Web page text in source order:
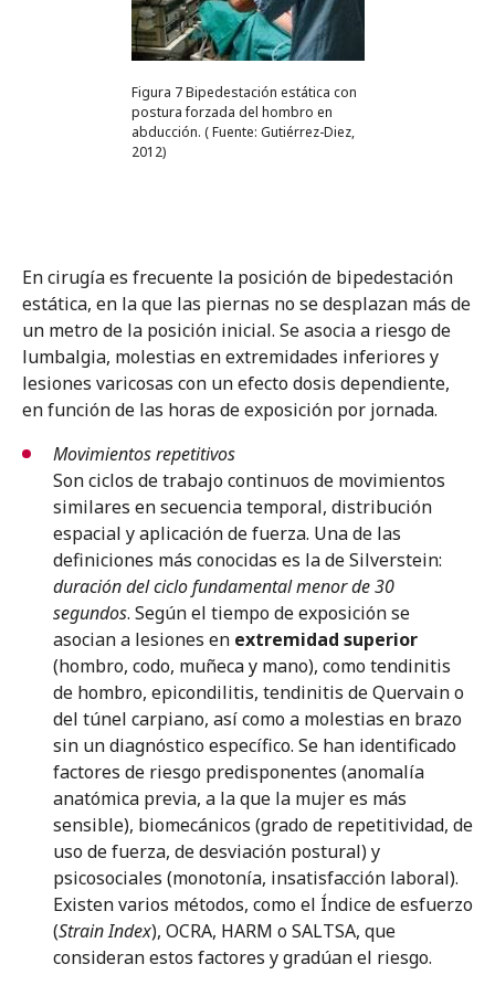
Figura 7 Bipedestación estática con
postura forzada del hombro en
abducción. ( Fuente: Gutiérrez-Diez,
2012)
En cirugía es frecuente la posición de bipedestación
estática, en la que las piernas no se desplazan más de
un metro de la posición inicial. Se asocia a riesgo de
lumbalgia, molestias en extremidades inferiores y
lesiones varicosas con un efecto dosis dependiente,
en función de las horas de exposición por jornada.
Movimientos repetitivos
Son ciclos de trabajo continuos de movimientos
similares en secuencia temporal, distribución
espacial y aplicación de fuerza. Una de las
definiciones más conocidas es la de Silverstein:
duración del ciclo fundamental menor de 30
segundos. Según el tiempo de exposición se
asocian a lesiones en extremidad superior
(hombro, codo, muñeca y mano), como tendinitis
de hombro, epicondilitis, tendinitis de Quervain o
del túnel carpiano, así como a molestias en brazo
sin un diagnóstico específico. Se han identificado
factores de riesgo predisponentes (anomalía
anatómica previa, a la que la mujer es más
sensible), biomecánicos (grado de repetitividad, de
uso de fuerza, de desviación postural) y
psicosociales (monotonía, insatisfacción laboral).
Existen varios métodos, como el Índice de esfuerzo
(Strain Index), OCRA, HARM o SALTSA, que
consideran estos factores y gradúan el riesgo.